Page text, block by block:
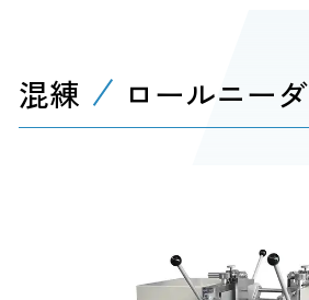
混練 ロールニーダ